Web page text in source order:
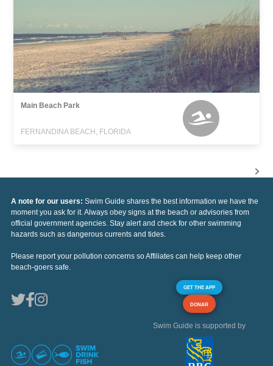
Main Beach Park
FERNANDINA BEACH, FLORIDA
A note for our users: Swim Guide shares the best information we have the
moment you ask for it. Always obey signs at the beach or advisories from
official government agencies. Stay alert and check for other swimming
hazards such as dangerous currents and tides.
Please report your pollution concerns so Affiliates can help keep other
beach-goers safe.
GET THE APP
DONAR
Swim Guide is supported by